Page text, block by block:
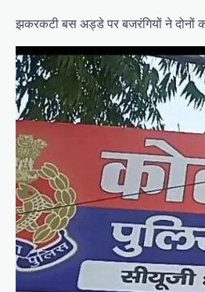
झकरकटी बस अड्डे पर बजरंगियों ने दोनों